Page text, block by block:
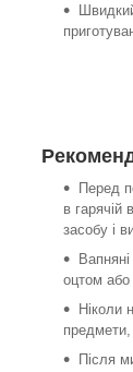
Перед
в гарячій
засобу і
оцтом або
Ніколи
Після